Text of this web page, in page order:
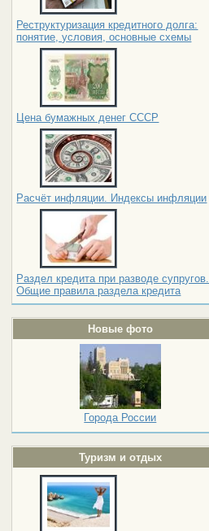
Реструктуризация кредитного долга:
понятие, условия, основные схемы
Цена бумажных денег СССР
Расчёт инфляции. Индексы инфляции
Раздел кредита при разводе супругов.
Общие правила раздела кредита
Новые фото
Города России
Туризм и отдых